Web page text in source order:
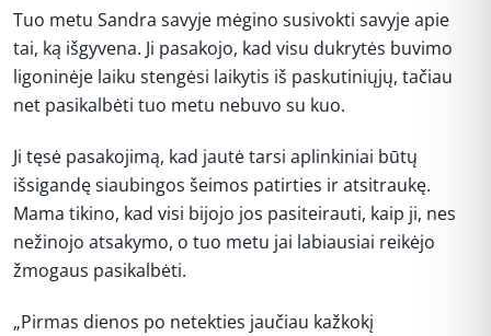
Tuo metu Sandra savyje mėgino susivokti savyje apie
tai, ką išgyvena. Ji pasakojo, kad visu dukrytės buvimo
ligoninėje laiku stengėsi laikytis iš paskutiniųjų, tačiau
net pasikalbėti tuo metu nebuvo su kuo.
Ji tęsė pasakojimą, kad jautė tarsi aplinkiniai būtų
išsigandę siaubingos šeimos patirties ir atsitraukę.
Mama tikino, kad visi bijojo jos pasiteirauti, kaip ji, nes
nežinojo atsakymo, o tuo metu jai labiausiai reikėjo
žmogaus pasikalbėti.
„Pirmas dienos po netekties jaučiau kažkokį